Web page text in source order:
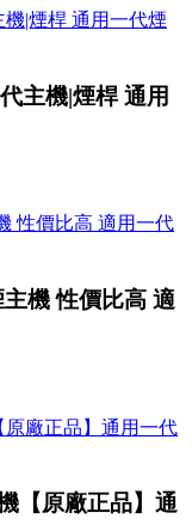
主機|煙桿 通用
機 性價比高 適
【原廠正品】通